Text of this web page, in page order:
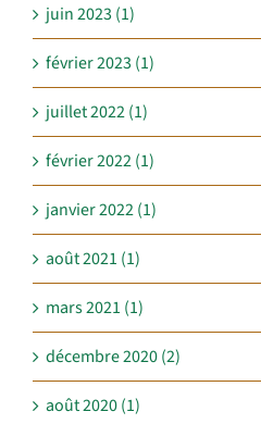
juin 2023 (1)
février 2023 (1)
juillet 2022 (1)
février 2022 (1)
janvier 2022 (1)
août 2021 (1)
mars 2021 (1)
décembre 2020 (2)
août 2020 (1)